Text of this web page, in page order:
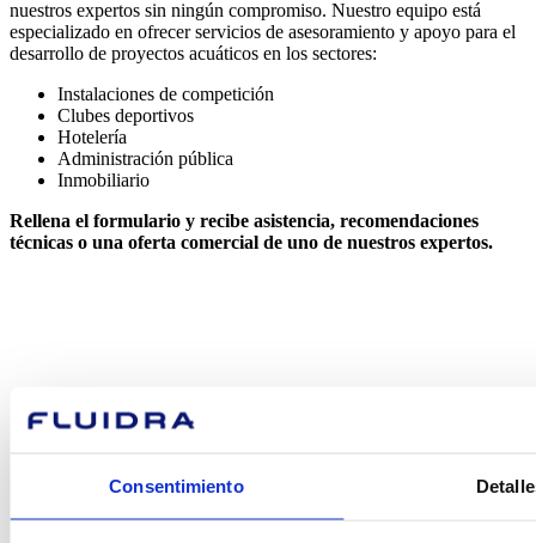
Consentimiento
nuestros expertos sin ningún compromiso. Nuestro equipo está
especializado en ofrecer servicios de asesoramiento y apoyo para el
desarrollo de proyectos acuáticos en los sectores:
Instalaciones de competición
Clubes deportivos
Hotelería
Administración pública
Inmobiliario
Rellena el formulario y recibe asistencia, recomendaciones
técnicas o una oferta comercial de uno de nuestros expertos.
¿En qué
podemos